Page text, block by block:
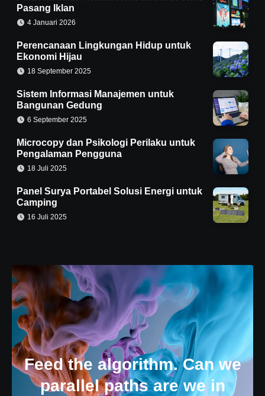
Pasang Iklan
4 Januari 2026
Perencanaan Lingkungan Hidup untuk
Ekonomi Hijau
18 September 2025
Sistem Informasi Manajemen untuk
Bangunan Gedung
6 September 2025
Microcopy dan Psikologi Perilaku untuk
Pengalaman Pengguna
18 Juli 2025
Panel Surya Portabel Solusi Energi untuk
Camping
16 Juli 2025
Feed the algorithm. Can we
parallel paths are we in